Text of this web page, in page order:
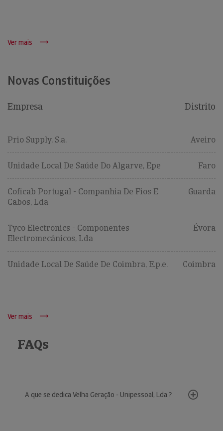
Ver mais
Novas Constituições
Empresa Distrito
Prio Supply, S.a. Aveiro
Unidade Local De Saúde Do Algarve, Epe Faro
Coficab Portugal - Companhia De Fios E
Cabos, Lda
Guarda
Tyco Electronics - Componentes
Electromecânicos, Lda
Évora
Unidade Local De Saúde De Coimbra, E.p.e. Coimbra
Ver mais
FAQs
A que se dedica Velha Geração - Unipessoal, Lda.?